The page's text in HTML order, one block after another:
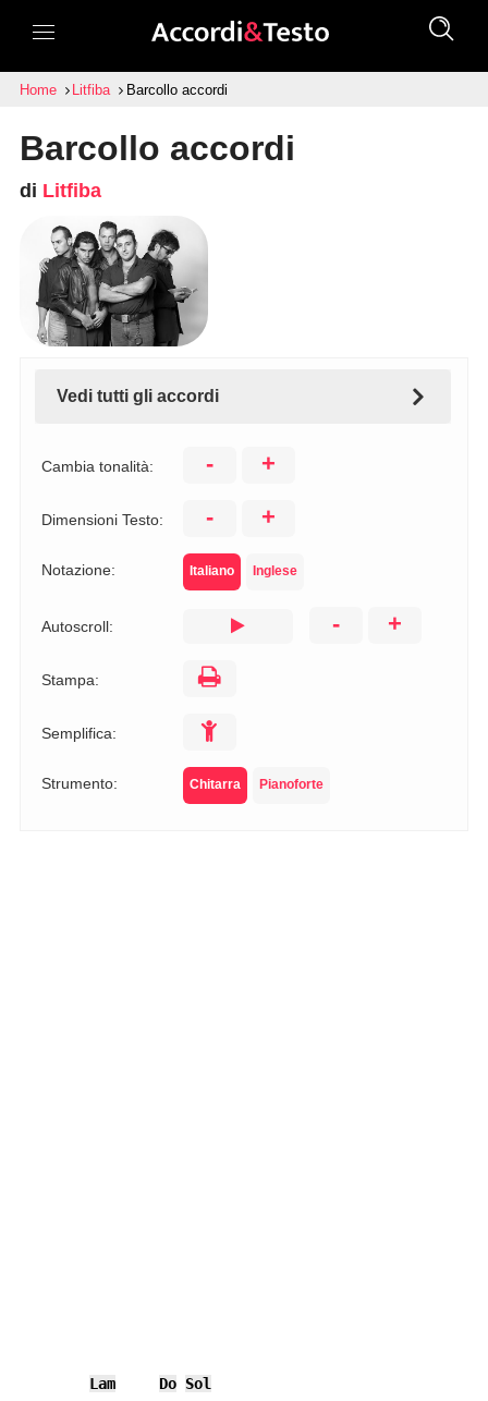
Home Litfiba Barcollo accordi
Barcollo accordi
di Litfiba
Vedi tutti gli accordi
Cambia tonalità: - +
Dimensioni Testo: - +
Notazione: Italiano Inglese
Autoscroll: - +
Stampa:
Semplifica:
Strumento: Chitarra Pianoforte
Lam Do Sol